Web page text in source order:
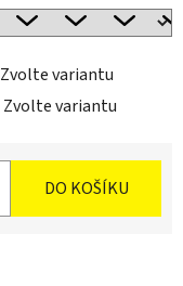
Zvolte variantu
Zvolte variantu
DO KOŠÍKU